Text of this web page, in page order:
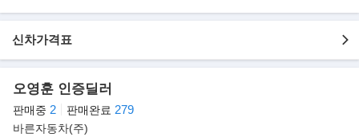
- 28,000km 실주행
- 연식대비 짧은주행
- 깔끔하게 관리된 실내/외
- 사계절 안정적인 4륜구동
- 제로백 4초 530마력 고성능 전기차
신차가격표
오영훈 인증딜러
판매중 2 판매완료 279
바른자동차(주)